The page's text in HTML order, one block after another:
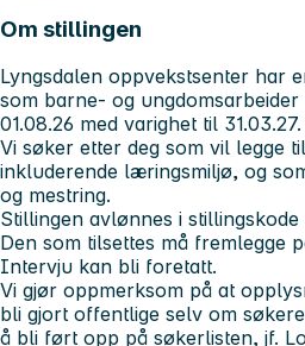
Om stillingen
Lyngsdalen oppvekstsenter har
som barne- og ungdomsarbeider
01.08.26 med varighet til 31.03.27.
Vi søker etter deg som vil legge
inkluderende læringsmiljø, og
og mestring.
Stillingen avlønnes i stillingskode
Den som tilsettes må fremlegge
Intervju kan bli foretatt.
Vi gjør oppmerksom på at
bli gjort offentlige selv om
å bli ført opp på søkerlisten, jf.